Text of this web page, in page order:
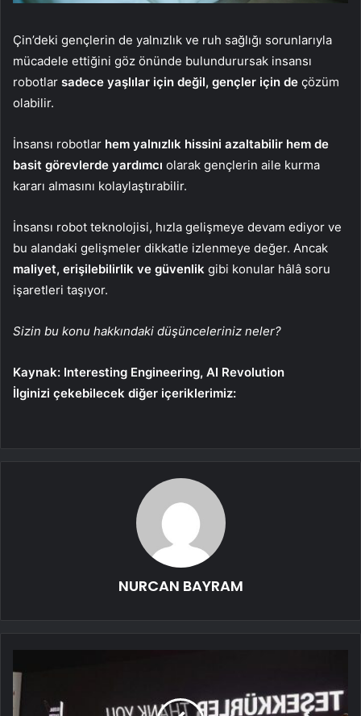
Çin’deki gençlerin de yalnızlık ve ruh sağlığı sorunlarıyla
mücadele ettiğini göz önünde bulundurursak insansı
robotlar sadece yaşlılar için değil, gençler için de çözüm
olabilir.
İnsansı robotlar hem yalnızlık hissini azaltabilir hem de
basit görevlerde yardımcı olarak gençlerin aile kurma
kararı almasını kolaylaştırabilir.
İnsansı robot teknolojisi, hızla gelişmeye devam ediyor ve
bu alandaki gelişmeler dikkatle izlenmeye değer. Ancak
maliyet, erişilebilirlik ve güvenlik gibi konular hâlâ soru
işaretleri taşıyor.
Sizin bu konu hakkındaki düşünceleriniz neler?
Kaynak: Interesting Engineering, AI Revolution
İlginizi çekebilecek diğer içeriklerimiz:
NURCAN BAYRAM